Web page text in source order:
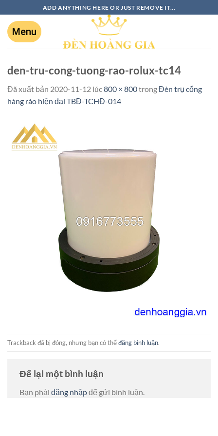
ADD ANYTHING HERE OR JUST REMOVE IT...
den-tru-cong-tuong-rao-rolux-tc14
Đã xuất bản 2020-11-12 lúc800 × 800trongĐèn trụ cổng
hàng rào hiện đại TBĐ-TCHĐ-014
Trackback đã bị đóng, nhưng bạn có thểđăng bình luận.
Để lại một bình luận
Bạn phải đăng nhậpđể gửi bình luận.